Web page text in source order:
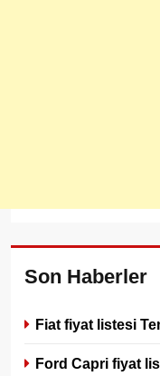
Son Haberler
Fiat fiyat listesi
Ford Capri fiyat